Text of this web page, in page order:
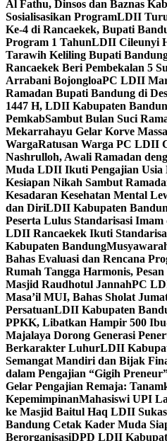
Al Fathu, Dinsos dan Baznas
Sosialisasikan ProgramLDII
Ke-4 di Rancaekek, Bupati
Program 1 TahunLDII Cileunyi
Tarawih Keliling Bupati
Rancaekek Beri Pembekalan 5
Arrabani BojongloaPC LDII
Ramadan Bupati Bandung di
1447 H, LDII Kabupaten
PemkabSambut Bulan Suci
Mekarrahayu Gelar Korve
WargaRatusan Warga PC LDII
Nashrulloh, Awali Ramadan
Muda LDII Ikuti Pengajian Usia
Kesiapan Nikah Sambut
Kesadaran Kesehatan Mental
dan DiriLDII Kabupaten
Peserta Lulus Standarisasi
LDII Rancaekek Ikuti
Kabupaten Bandung
Bahas Evaluasi dan Rencana
Rumah Tangga Harmonis,
Masjid Raudhotul JannahPC
Masa’il MUI, Bahas Sholat
PersatuanLDII Kabupaten
PPKK, Libatkan Hampir 500
Majalaya Dorong Generasi
Berkarakter LuhurLDII
Semangat Mandiri dan Bijak
dalam Pengajian “Gigih
Gelar Pengajian Remaja:
KepemimpinanMahasiswi UPI
ke Masjid Baitul Haq LDII
Bandung Cetak Kader Muda
BerorganisasiDPD LDII